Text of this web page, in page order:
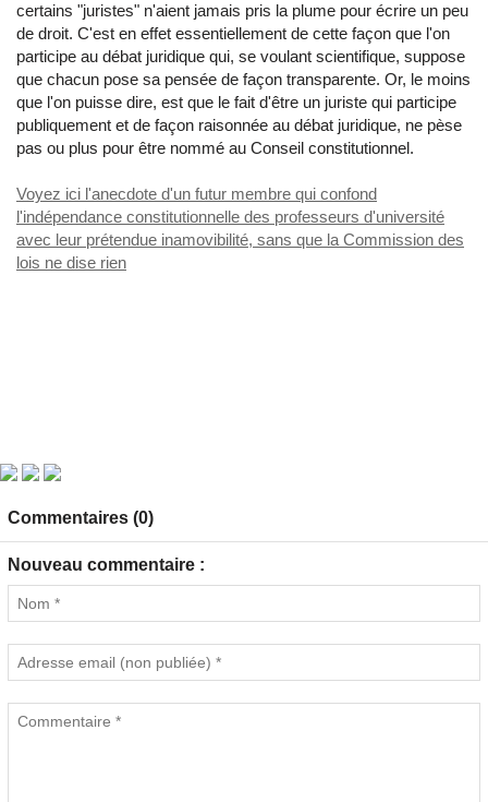
certains "juristes" n'aient jamais pris la plume pour écrire un peu
de droit. C'est en effet essentiellement de cette façon que l'on
participe au débat juridique qui, se voulant scientifique, suppose
que chacun pose sa pensée de façon transparente. Or, le moins
que l'on puisse dire, est que le fait d'être un juriste qui participe
publiquement et de façon raisonnée au débat juridique, ne pèse
pas ou plus pour être nommé au Conseil constitutionnel.
Voyez ici l'anecdote d'un futur membre qui confond
l'indépendance constitutionnelle des professeurs d'université
avec leur prétendue inamovibilité, sans que la Commission des
lois ne dise rien
Commentaires (0)
Nouveau commentaire :